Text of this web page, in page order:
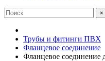
×
Трубы и фитинги ПВХ
Фланцевое соединение
Фланцевое соединение